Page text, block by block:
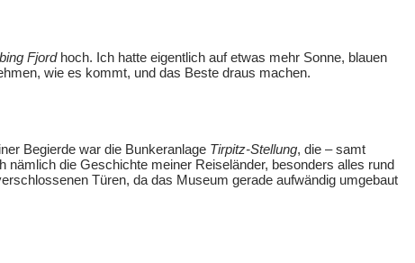
Fjordhoch. Ich hatte eigentlich auf etwas mehr Sonne, blauen
wie es kommt, und das Beste draus machen.
Begierde war die Bunkeranlage Tirpitz-Stellung, die – samt
die Geschichte meiner Reiseländer, besonders alles rund
Türen, da das Museum gerade aufwändig umgebaut